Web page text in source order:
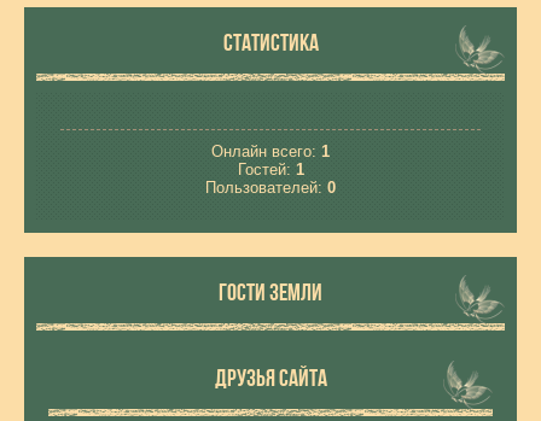
СТАТИСТИКА
Онлайн всего: 1
Гостей: 1
Пользователей: 0
ГОСТИ ЗЕМЛИ
ДРУЗЬЯ САЙТА